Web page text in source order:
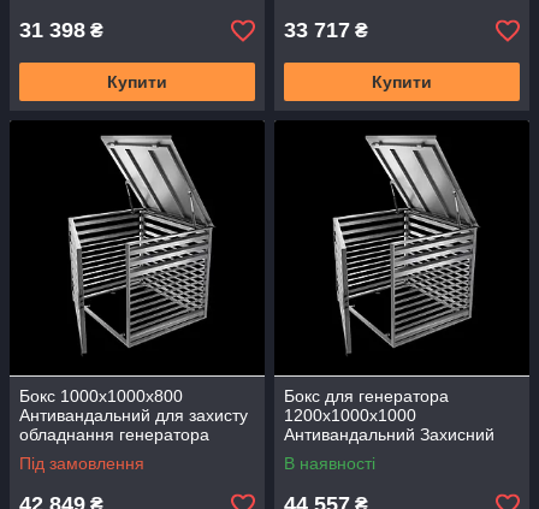
31 398 ₴
Купити
33 717 ₴
Купити
Бокс 1000х1000х800
Антивандальний для захисту
обладнання генератора
Ламельний БГЛ-07 Короб
Кожух замок
Під замовлення
42 849 ₴
Бокс для генератора
1200х1000х1000
Антивандальний Захисний
Ламельний БГЛ-08 Короб
Кожух замок
В наявності
44 557 ₴